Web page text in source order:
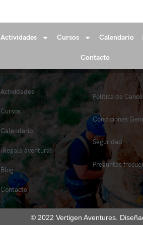
Actividades Cursos Calendario
Contacto
Actividades
Cursos
Calendario
¡Regala aventura!
Blog
Contacto
Política de
Condiciones
Seguridad
Preguntas
© 2022 Vertigen Aventures.